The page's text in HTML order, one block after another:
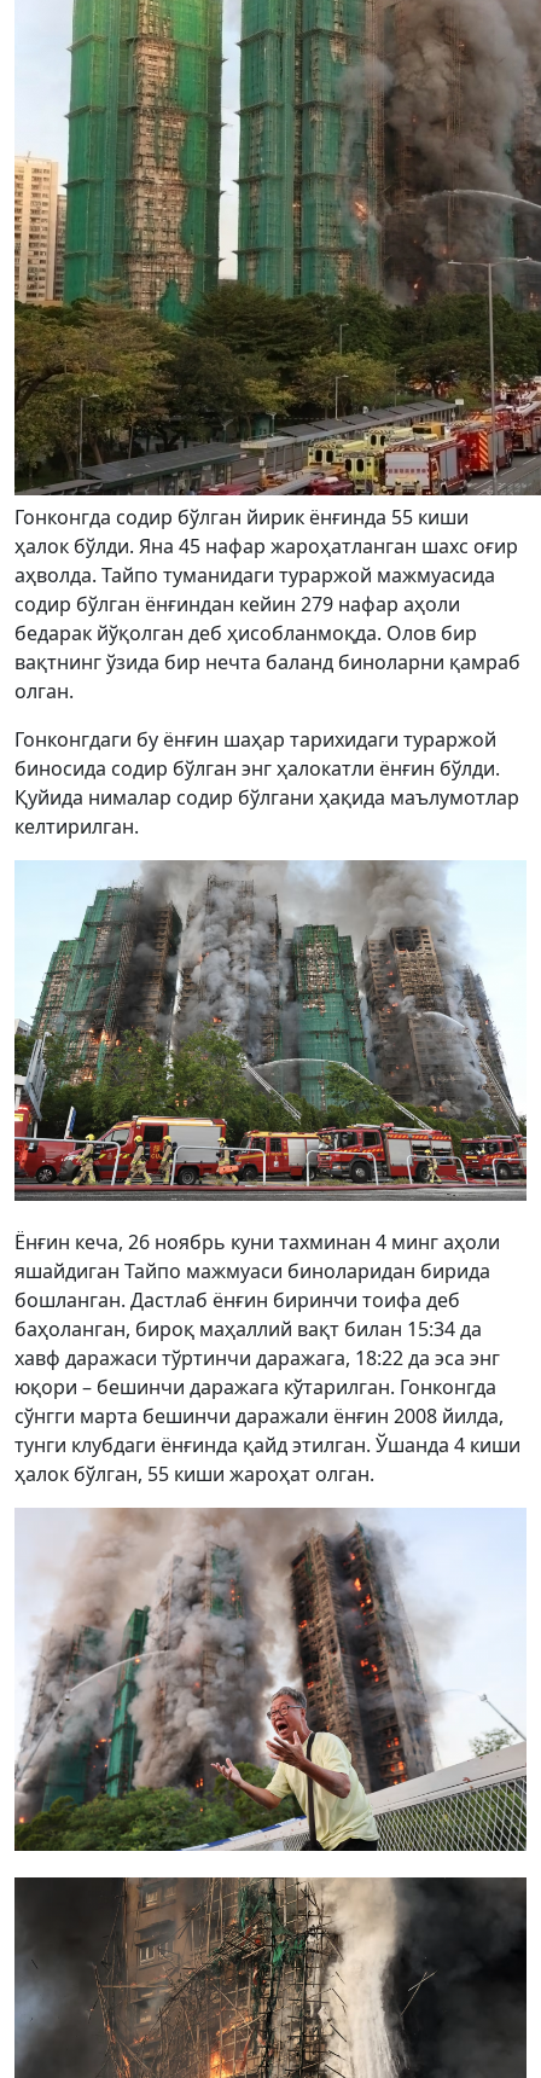
Гонконгда содир бўлган йирик ёнғинда 55 киши
ҳалок бўлди. Яна 45 нафар жароҳатланган шахс оғир
аҳволда. Тайпо туманидаги тураржой мажмуасида
содир бўлган ёнғиндан кейин 279 нафар аҳоли
бедарак йўқолган деб ҳисобланмоқда. Олов бир
вақтнинг ўзида бир нечта баланд биноларни қамраб
олган.
Гонконгдаги бу ёнғин шаҳар тарихидаги тураржой
биносида содир бўлган энг ҳалокатли ёнғин бўлди.
Қуйида нималар содир бўлгани ҳақида маълумотлар
келтирилган.
Ёнғин кеча, 26 ноябрь куни тахминан 4 минг аҳоли
яшайдиган Тайпо мажмуаси биноларидан бирида
бошланган. Дастлаб ёнғин биринчи тоифа деб
баҳоланган, бироқ маҳаллий вақт билан 15:34 да
хавф даражаси тўртинчи даражага, 18:22 да эса энг
юқори – бешинчи даражага кўтарилган. Гонконгда
сўнгги марта бешинчи даражали ёнғин 2008 йилда,
тунги клубдаги ёнғинда қайд этилган. Ўшанда 4 киши
ҳалок бўлган, 55 киши жароҳат олган.